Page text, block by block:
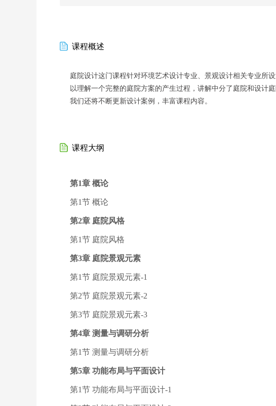
课程概述
庭院设计这门课程针对环境艺术设计专业、景观设计相关专业所
以理解一个完整的庭院方案的产生过程，讲解中分了庭院和设计
我们还将不断更新设计案例，丰富课程内容。
课程大纲
第1章 概论
第1节 概论
第2章 庭院风格
第1节 庭院风格
第3章 庭院景观元素
第1节 庭院景观元素-1
第2节 庭院景观元素-2
第3节 庭院景观元素-3
第4章 测量与调研分析
第1节 测量与调研分析
第5章 功能布局与平面设计
第1节 功能布局与平面设计-1